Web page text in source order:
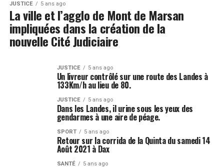
JUSTICE 5 ans ago
La ville et l’agglo de Mont de Marsan
impliquées dans la création de la
nouvelle Cité Judiciaire
JUSTICE 5 ans ago
Un livreur contrôlé sur une route des Landes à
133Km/h au lieu de 80.
JUSTICE 5 ans ago
Dans les Landes, il urine sous les yeux des
gendarmes à une aire de péage.
SPORT 5 ans ago
Retour sur la corrida de la Quinta du samedi 14
Août 2021 à Dax
SANTÉ 5 ans ago